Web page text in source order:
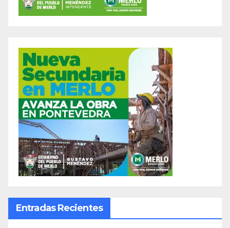
Entradas Recientes